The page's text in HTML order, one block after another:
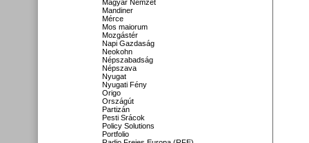
Magyar Nemzet
Mandiner
Mérce
Mos maiorum
Mozgástér
Napi Gazdaság
Neokohn
Népszabadság
Népszava
Nyugat
Nyugati Fény
Origo
Országút
Partizán
Pesti Srácok
Policy Solutions
Portfolio